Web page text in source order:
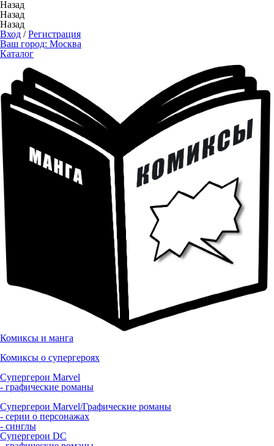
Назад
Назад
Назад
Вход /Регистрация
Ваш город: Москва
Каталог
Комиксы и манга
Комиксы о супергероях
Супергерои Marvel
- графические романы
Супергерои Marvel/Графические романы
- серии о персонажах
- синглы
Супергерои DC